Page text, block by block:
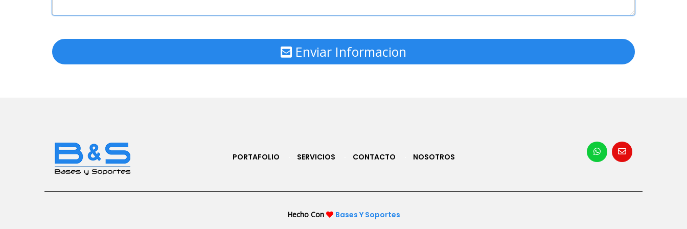
Enviar Informacion
PORTAFOLIO SERVICIOS CONTACTO NOSOTROS
Hecho Con Bases Y Soportes